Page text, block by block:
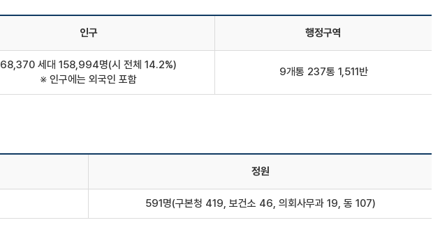
인구 행정구역
68,370 세대 158,994명(시 전체 14.2%)
※ 인구에는 외국인 포함
9개통 237통 1,511반
정원
591명(구본청 419, 보건소 46, 의회사무과 19, 동 107)